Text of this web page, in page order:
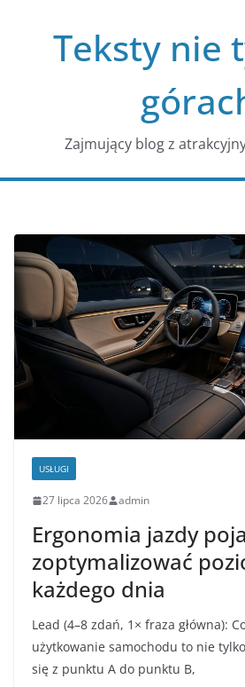
Teksty nie
Zajmujący blog z
USŁUGI
27 lipca 2026 admin
Ergonomia jazdy
zoptymalizować
każdego dnia
Lead (4–8 zdań, 1× fraza główna):
użytkowanie samochodu to nie
się z punktu A do punktu B,